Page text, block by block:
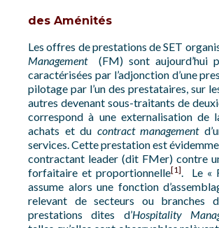
des Aménités
Les offres de prestations de SET
Management(FM) sont aujourd’hui
caractérisées par l’adjonction d’une
pilotage par l’un des prestataires, sur
autres devenant sous-traitants de
correspond à une externalisation de
achats et du contract management
services. Cette prestation est
contractant leader (dit FMer) contre
forfaitaire et proportionnelle[1]. Le «
assume alors une fonction
relevant de secteurs ou branches
prestations dites d’Hospitality